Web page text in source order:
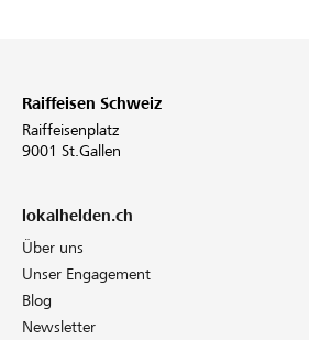
Raiffeisen Schweiz
Raiffeisenplatz
9001 St.Gallen
lokalhelden.ch
Über uns
Unser Engagement
Blog
Newsletter